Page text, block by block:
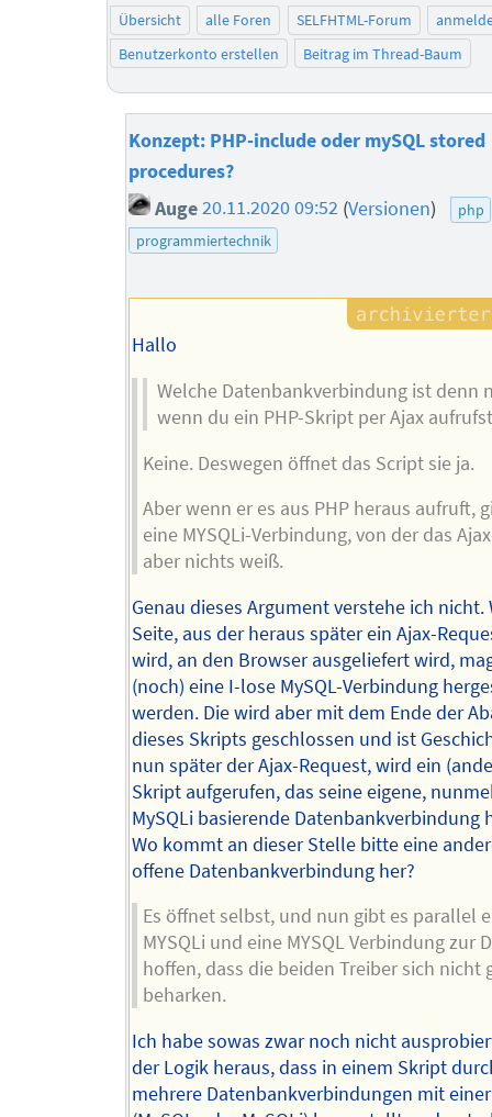
Übersicht alle Foren SELFHTML-Forum
Benutzerkonto erstellen
Beitrag im Thread-Baum
Konzept: PHP-include oder mySQL stored
procedures?
Auge20.11.2020 09:52 (Versionen)
php
programmiertechnik
Hallo
Welche Datenbankverbindung ist denn
wenn du ein PHP-Skript per Ajax
Keine. Deswegen öffnet das Script sie ja.
Aber wenn er es aus PHP heraus aufruft,
eine MYSQLi-Verbindung, von der das
aber nichts weiß.
Genau dieses Argument verstehe ich nicht.
Seite, aus der heraus später ein Ajax-
wird, an den Browser ausgeliefert wird,
(noch) eine I-lose MySQL-Verbindung
werden. Die wird aber mit dem Ende der
dieses Skripts geschlossen und ist
nun später der Ajax-Request, wird ein
Skript aufgerufen, das seine eigene,
MySQLi basierende Datenbankverbindung
Wo kommt an dieser Stelle bitte eine
offene Datenbankverbindung her?
Es öffnet selbst, und nun gibt es parallel
MYSQLi und eine MYSQL Verbindung zur
hoffen, dass die beiden Treiber sich nicht
beharken.
Ich habe sowas zwar noch nicht
der Logik heraus, dass in einem Skript
mehrere Datenbankverbindungen mit